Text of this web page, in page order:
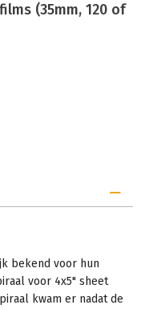
(35mm, 120 of
bekend voor hun
voor 4x5" sheet
kwam er nadat de